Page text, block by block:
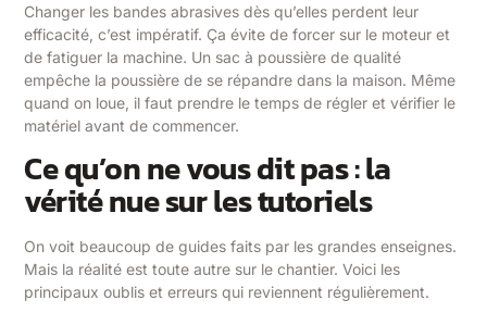
Changer les bandes abrasives dès qu’elles perdent leur
efficacité, c’est impératif. Ça évite de forcer sur le moteur et
de fatiguer la machine. Un sac à poussière de qualité
empêche la poussière de se répandre dans la maison. Même
quand on loue, il faut prendre le temps de régler et vérifier le
matériel avant de commencer.
Ce qu’on ne vous dit pas : la
vérité nue sur les tutoriels
On voit beaucoup de guides faits par les grandes enseignes.
Mais la réalité est toute autre sur le chantier. Voici les
principaux oublis et erreurs qui reviennent régulièrement.